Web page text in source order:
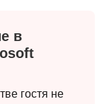
в
гостя не